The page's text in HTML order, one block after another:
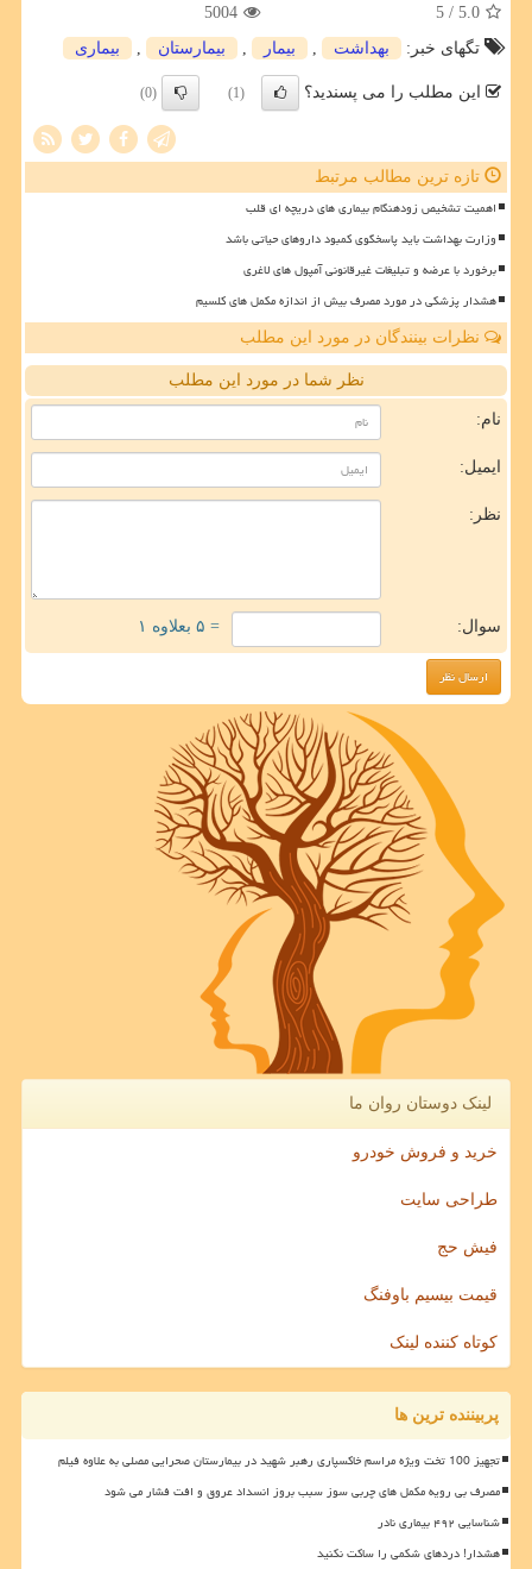
5.0
/ 5
5004
تگهای خبر:
بهداشت بیمار بیمارستان بیماری
این مطلب را می پسندید؟ (1)
(0)
تازه ترین مطالب مرتبط
اهمیت تشخیص زودهنگام بیماری های دریچه ای قلب
وزارت بهداشت باید پاسخگوی کمبود داروهای حیاتی باشد
برخورد با عرضه و تبلیغات غیرقانونی آمپول های لاغری
هشدار پزشکی در مورد مصرف بیش از اندازه مکمل های کلسیم
نظرات بینندگان در مورد این مطلب
نظر شما در مورد این مطلب
نام:
ایمیل:
نظر:
سوال: = ۵ بعلاوه ۱
لینک دوستان روان ما
خرید و فروش خودرو
طراحی سایت
فیش حج
قیمت بیسیم باوفنگ
کوتاه کننده لینک
پربیننده ترین ها
تجهیز 100 تخت ویژه مراسم خاکسپاری رهبر شهید در بیمارستان صحرایی مصلی به علاوه فیلم
مصرف بی رویه مکمل های چربی سوز سبب بروز انسداد عروق و افت فشار می شود
شناسایی ۴۹۲ بیماری نادر
هشدار! دردهای شکمی را ساکت نکنید